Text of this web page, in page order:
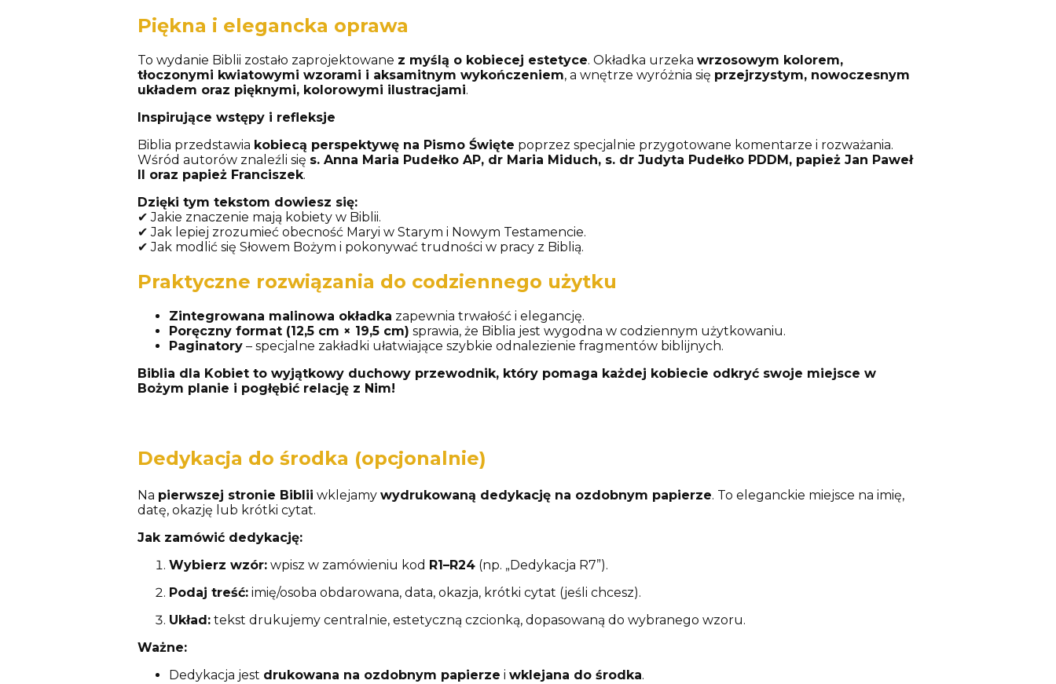
Piękna i elegancka oprawa
To wydanie Biblii zostało zaprojektowane z myślą o kobiecej estetyce. Okładka urzeka wrzosowym kolorem,
tłoczonymi kwiatowymi wzorami i aksamitnym wykończeniem, a wnętrze wyróżnia się przejrzystym, nowoczesnym
układem oraz pięknymi, kolorowymi ilustracjami.
Inspirujące wstępy i refleksje
Biblia przedstawia kobiecą perspektywę na Pismo Święte poprzez specjalnie przygotowane komentarze i rozważania.
Wśród autorów znaleźli się s. Anna Maria Pudełko AP, dr Maria Miduch, s. dr Judyta Pudełko PDDM, papież Jan Paweł
II oraz papież Franciszek.
Dzięki tym tekstom dowiesz się:
✔ Jakie znaczenie mają kobiety w Biblii.
✔ Jak lepiej zrozumieć obecność Maryi w Starym i Nowym Testamencie.
✔ Jak modlić się Słowem Bożym i pokonywać trudności w pracy z Biblią.
Praktyczne rozwiązania do codziennego użytku
Zintegrowana malinowa okładka zapewnia trwałość i elegancję.
Poręczny format (12,5 cm × 19,5 cm) sprawia, że Biblia jest wygodna w codziennym użytkowaniu.
Paginatory– specjalne zakładki ułatwiające szybkie odnalezienie fragmentów biblijnych.
Biblia dla Kobiet to wyjątkowy duchowy przewodnik, który pomaga każdej kobiecie odkryć swoje miejsce w
Bożym planie i pogłębić relację z Nim!
Dedykacja do środka (opcjonalnie)
Na pierwszej stronie Biblii wklejamy wydrukowaną dedykację na ozdobnym papierze. To eleganckie miejsce na imię,
datę, okazję lub krótki cytat.
Jak zamówić dedykację:
Wybierz wzór:wpisz w zamówieniu kod R1–R24(np. „Dedykacja R7”).
Podaj treść:imię/osoba obdarowana, data, okazja, krótki cytat (jeśli chcesz).
Układ:tekst drukujemy centralnie, estetyczną czcionką, dopasowaną do wybranego wzoru.
Ważne:
Dedykacja jest drukowana na ozdobnym papierze i wklejana do środka.